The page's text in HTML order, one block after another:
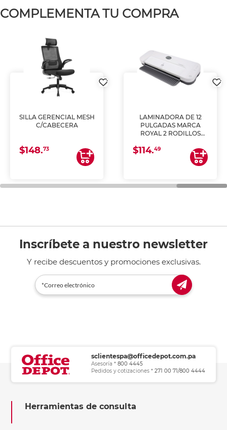
COMPLEMENTA TU COMPRA
SILLA GERENCIAL MESH
C/CABECERA
$148.73
LAMINADORA DE 12
PULGADAS MARCA
ROYAL 2 RODILLOS
$114.49
Inscríbete a nuestro newsletter
Y recibe descuentos y promociones exclusivas.
sclientespa@officedepot.com.pa
Asesoría * 800 4445
Pedidos y cotizaciones * 271 00 71/800 4444
Herramientas de consulta